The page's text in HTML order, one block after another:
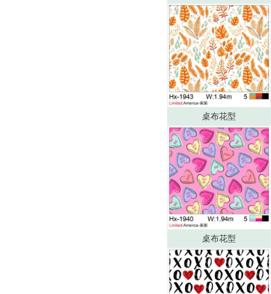
桌布花型
桌布花型